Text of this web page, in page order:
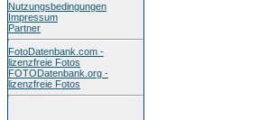
Nutzungsbedingungen
Impressum
Partner
FotoDatenbank.com -
lizenzfreie Fotos
FOTODatenbank.org -
lizenzfreie Fotos